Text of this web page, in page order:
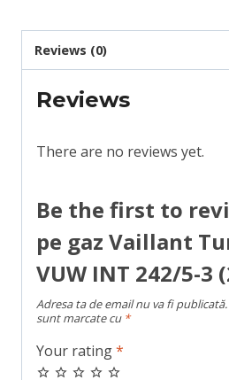
Reviews (0)
Reviews
There are no reviews yet.
Be the first to
pe gaz Vaillant
VUW INT 242/5-3
Adresa ta de email nu va fi publicată.
sunt marcate cu *
Your rating*